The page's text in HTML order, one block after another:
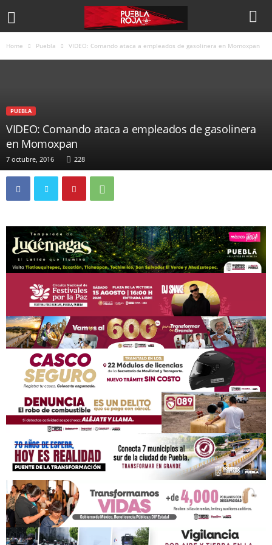
Home Puebla VIDEO: Comando ataca a empleados de gasolinera en Momoxpan
PUEBLA
VIDEO: Comando ataca a empleados de gasolinera
en Momoxpan
7 octubre, 2016 228